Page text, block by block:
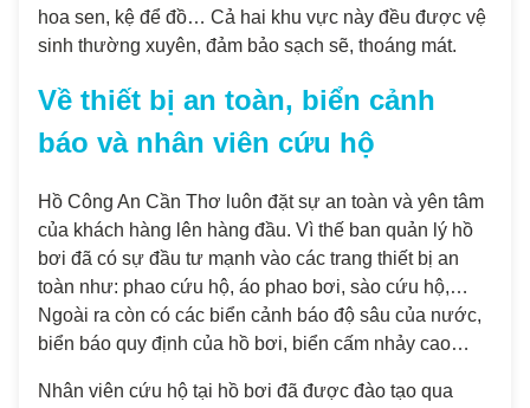
hoa sen, kệ để đồ… Cả hai khu vực này đều được vệ
sinh thường xuyên, đảm bảo sạch sẽ, thoáng mát.
Về thiết bị an toàn, biển cảnh
báo và nhân viên cứu hộ
Hồ Công An Cần Thơ luôn đặt sự an toàn và yên tâm
của khách hàng lên hàng đầu. Vì thế ban quản lý hồ
bơi đã có sự đầu tư mạnh vào các trang thiết bị an
toàn như: phao cứu hộ, áo phao bơi, sào cứu hộ,…
Ngoài ra còn có các biển cảnh báo độ sâu của nước,
biển báo quy định của hồ bơi, biển cấm nhảy cao…
Nhân viên cứu hộ tại hồ bơi đã được đào tạo qua